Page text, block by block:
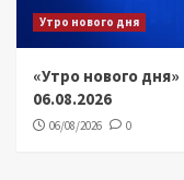
Утро нового дня
«Утро нового дня»
06.08.2026
06/08/2026 0